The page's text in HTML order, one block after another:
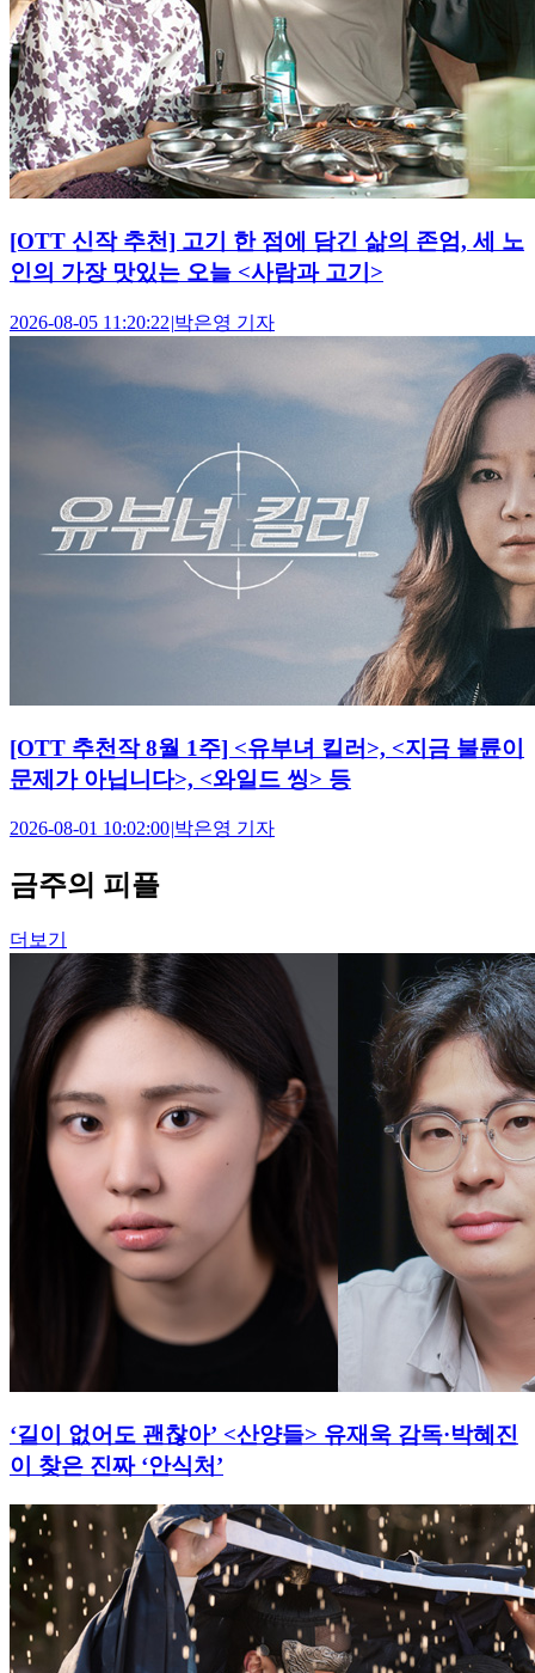
[OTT 신작 추천] 고기 한 점에 담긴 삶의 존엄, 세 노
인의 가장 맛있는 오늘 <사람과 고기>
2026-08-05 11:20:22|박은영 기자
[OTT 추천작 8월 1주] <유부녀 킬러>, <지금 불륜이
문제가 아닙니다>, <와일드 씽> 등
2026-08-01 10:02:00|박은영 기자
금주의 피플
더보기
‘길이 없어도 괜찮아’ <산양들> 유재욱 감독·박혜진
이 찾은 진짜 ‘안식처’